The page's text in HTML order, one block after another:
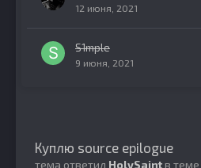
12 июня, 2021
S1mple
9 июня, 2021
Куплю source epilogue
тема ответил HolySaintв теме